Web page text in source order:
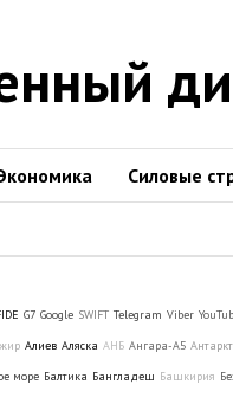
Силовые
G7 Google SWIFT Telegram Viber
Алиев Аляска АНБ Ангара-А5
море Балтика Бангладеш Башкирия